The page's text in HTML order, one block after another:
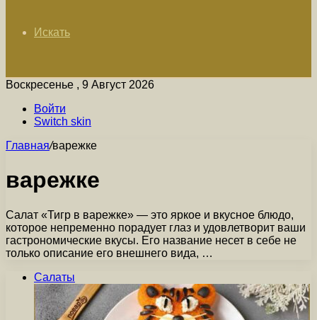
Искать
Воскресенье , 9 Август 2026
Войти
Switch skin
Главная/варежке
варежке
Салат «Тигр в варежке» — это яркое и вкусное блюдо,
которое непременно порадует глаз и удовлетворит ваши
гастрономические вкусы. Его название несет в себе не
только описание его внешнего вида, …
Салаты